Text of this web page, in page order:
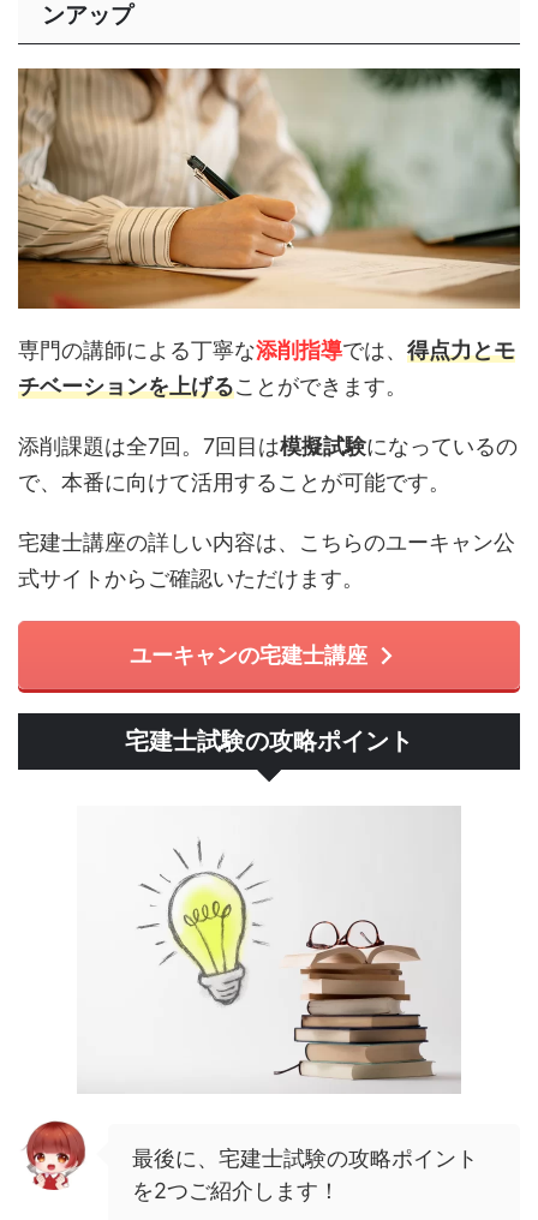
ンアップ
専門の講師による丁寧な添削指導では、 得点力とモ
チベーションを上げることができます。
添削課題は全7回。7回目は模擬試験になっているの
で、本番に向けて活用することが可能です。
宅建士講座の詳しい内容は、こちらのユーキャン公
式サイトからご確認いただけます。
ユーキャンの宅建士講座
宅建士試験の攻略ポイント
最後に、宅建士試験の攻略ポイント
を2つご紹介します！